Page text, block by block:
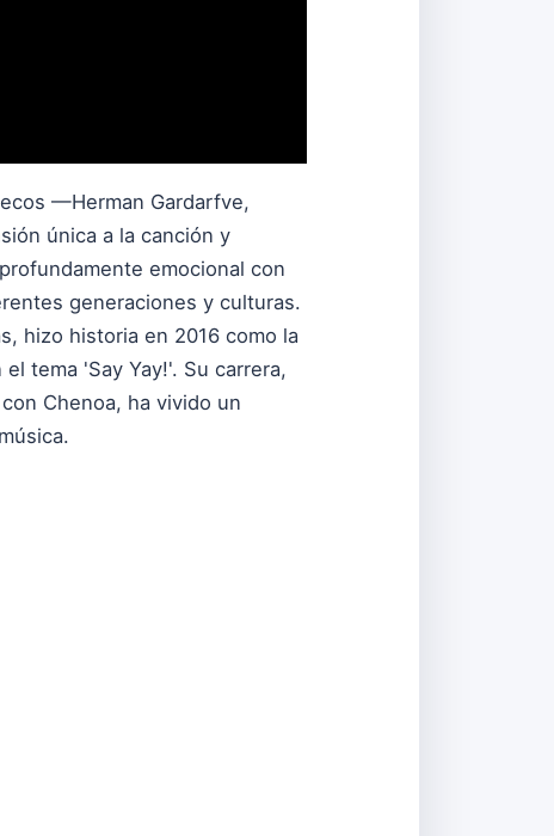
—Herman Gardarfve,
única a la canción y
emocional con
generaciones y culturas.
hizo historia en 2016 como la
tema 'Say Yay!'. Su carrera,
Chenoa, ha vivido un